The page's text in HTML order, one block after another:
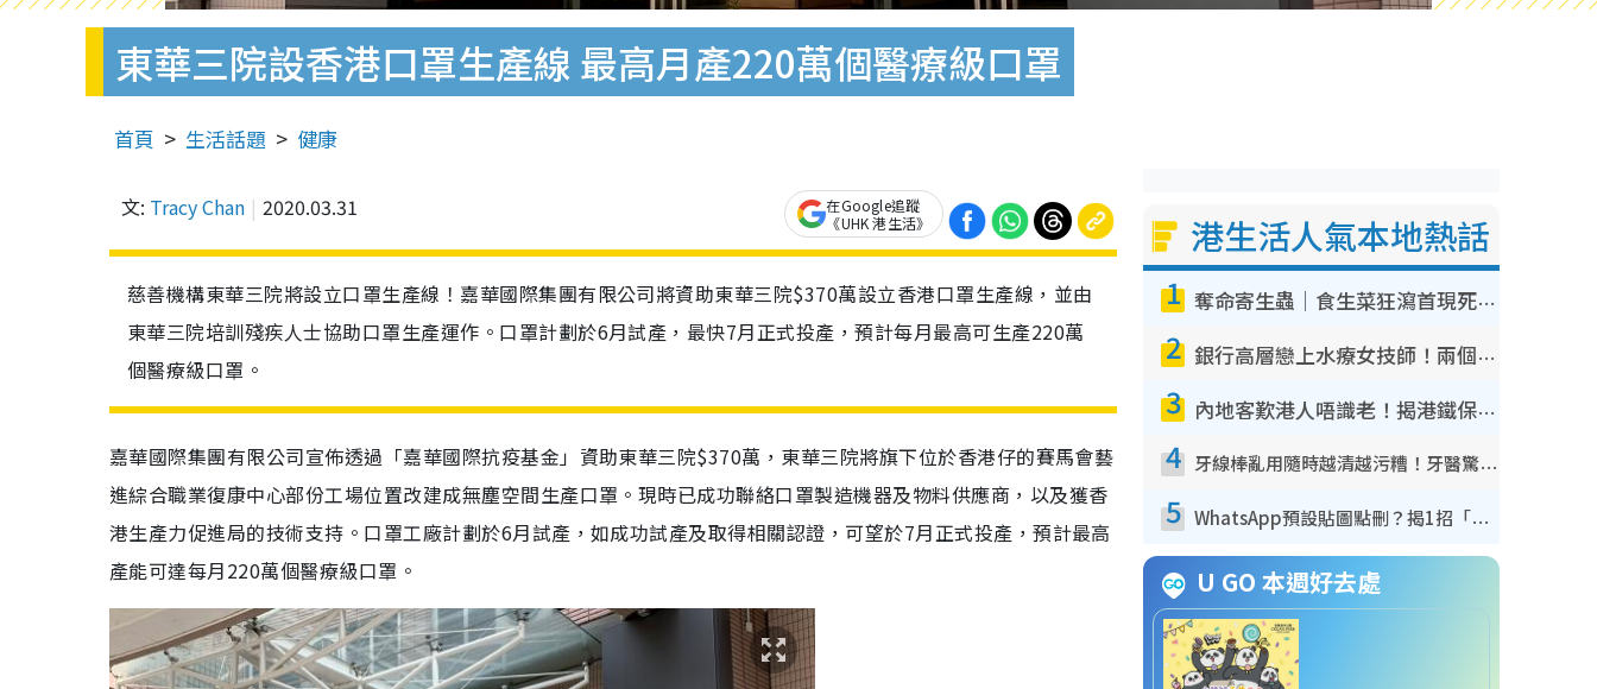
東華三院設香港口罩生產線 最高月產220萬個醫療級口罩
首頁 生活話題 健康
文: Tracy Chan 2020.03.31
在Google追蹤
《UHK 港生活》
慈善機構東華三院將設立口罩生產線！嘉華國際集團有限公司將資助東華三院$370萬設立香港口罩生產線，並由
東華三院培訓殘疾人士協助口罩生產運作。口罩計劃於6月試產，最快7月正式投產，預計每月最高可生產220萬
個醫療級口罩。
嘉華國際集團有限公司宣佈透過「嘉華國際抗疫基金」資助東華三院$370萬，東華三院將旗下位於香港仔的賽馬會藝
進綜合職業復康中心部份工場位置改建成無塵空間生產口罩。現時已成功聯絡口罩製造機器及物料供應商，以及獲香
港生產力促進局的技術支持。口罩工廠計劃於6月試產，如成功試產及取得相關認證，可望於7月正式投產，預計最高
產能可達每月220萬個醫療級口罩。
港生活人氣本地熱話
1 奪命寄生蟲｜食生菜狂瀉首現死者！疫潮惡化錄1.8萬宗病例 揭洗菜3大謬誤
2 銀行高層戀上水療女技師！兩個月借128萬驚覺「沉船」沉落火海 揭背後疑似邪教操控賣淫
3 內地客歎港人唔識老！揭港鐵保鮮級冷氣 港人求放過：咪投訴
4 牙線棒亂用隨時越清越污糟！牙醫驚揭盲目過戶細菌恐致蛀牙：呢種先係日常真保養
5 WhatsApp預設貼圖點刪？揭1招「反向操作」還原簡潔介面 附3步實測教學
U GO 本週好去處